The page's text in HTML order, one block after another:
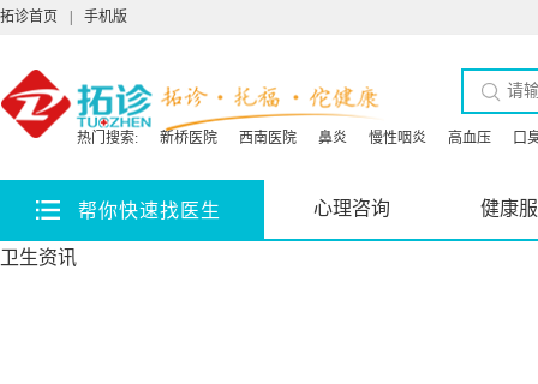
拓诊首页 手机版
热门搜索: 新桥医院 西南医院 鼻炎 慢性咽炎 高血压 口
帮你快速找医生 心理咨询 健康
卫生资讯